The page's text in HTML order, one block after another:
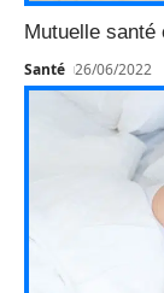
Mutuelle santé
Santé 26/06/2022